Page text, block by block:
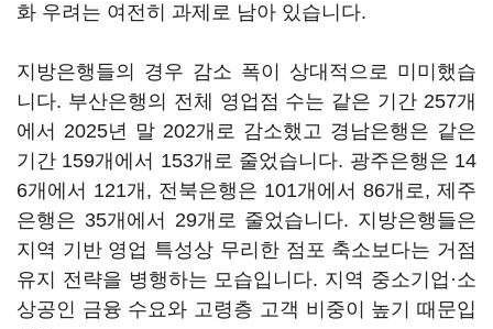
화 우려는 여전히 과제로 남아 있습니다.
지방은행들의 경우 감소 폭이 상대적으로 미미했습
니다. 부산은행의 전체 영업점 수는 같은 기간 257개
에서 2025년 말 202개로 감소했고 경남은행은 같은
기간 159개에서 153개로 줄었습니다. 광주은행은 14
6개에서 121개, 전북은행은 101개에서 86개로, 제주
은행은 35개에서 29개로 줄었습니다. 지방은행들은
지역 기반 영업 특성상 무리한 점포 축소보다는 거점
유지 전략을 병행하는 모습입니다. 지역 중소기업·소
상공인 금융 수요와 고령층 고객 비중이 높기 때문입